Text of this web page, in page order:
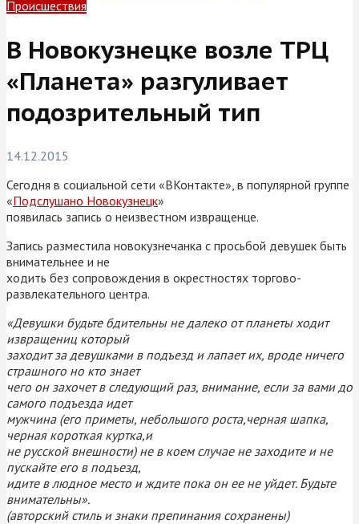
Происшествия
В Новокузнецке возле ТРЦ
«Планета» разгуливает
подозрительный тип
14.12.2015
Сегодня в социальной сети «ВКонтакте», в популярной группе
«Подслушано Новокузнецк»
появилась запись о неизвестном извращенце.
Запись разместила новокузнечанка с просьбой девушек быть
внимательнее и не
ходить без сопровождения в окрестностях торгово-
развлекательного центра.
«Девушки будьте бдительны не далеко от планеты ходит
извращениц который
заходит за девушками в подъезд и лапает их, вроде ничего
страшного но кто знает
чего он захочет в следующий раз, внимание, если за вами до
самого подъезда идет
мужчина (его приметы, небольшого роста,черная шапка,
черная короткая куртка,и
не русской внешности) не в коем случае не заходите и не
пускайте его в подъезд,
идите в людное место и ждите пока он ее не уйдет. Будьте
внимательны».
(авторский стиль и знаки препинания сохранены)